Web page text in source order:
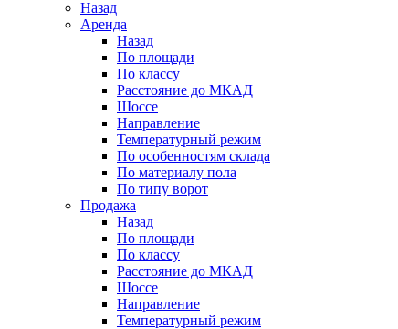
Назад
Аренда
Назад
По площади
По классу
Расстояние до МКАД
Шоссе
Направление
Температурный режим
По особенностям склада
По материалу пола
По типу ворот
Продажа
Назад
По площади
По классу
Расстояние до МКАД
Шоссе
Направление
Температурный режим